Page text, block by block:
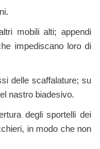
mobili alti; appendi
impediscano loro di
delle scaffalature; su
nastro biadesivo.
degli sportelli dei
in modo che non